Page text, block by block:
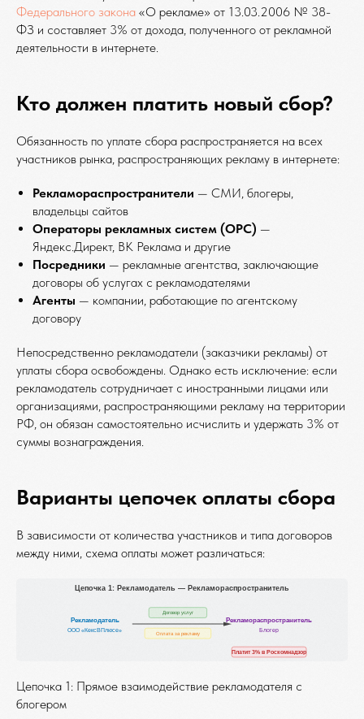
Федерального закона «О рекламе» от 13.03.2006 № 38-
ФЗ и составляет 3% от дохода, полученного от рекламной
деятельности в интернете.
Кто должен платить новый сбор?
Обязанность по уплате сбора распространяется на всех
участников рынка, распространяющих рекламу в интернете:
Рекламораспространители — СМИ, блогеры,
владельцы сайтов
Операторы рекламных систем (ОРС) —
Яндекс.Директ, ВК Реклама и другие
Посредники — рекламные агентства, заключающие
договоры об услугах с рекламодателями
Агенты — компании, работающие по агентскому
договору
Непосредственно рекламодатели (заказчики рекламы) от
уплаты сбора освобождены. Однако есть исключение: если
рекламодатель сотрудничает с иностранными лицами или
организациями, распространяющими рекламу на территории
РФ, он обязан самостоятельно исчислить и удержать 3% от
суммы вознаграждения.
Варианты цепочек оплаты сбора
В зависимости от количества участников и типа договоров
между ними, схема оплаты может различаться:
Цепочка 1: Прямое взаимодействие рекламодателя с
блогером